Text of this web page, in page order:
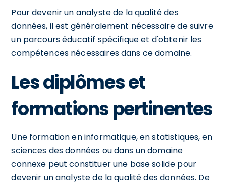
Pour devenir un analyste de la qualité des
données, il est généralement nécessaire de suivre
un parcours éducatif spécifique et d'obtenir les
compétences nécessaires dans ce domaine.
Les diplômes et
formations pertinentes
Une formation en informatique, en statistiques, en
sciences des données ou dans un domaine
connexe peut constituer une base solide pour
devenir un analyste de la qualité des données. De